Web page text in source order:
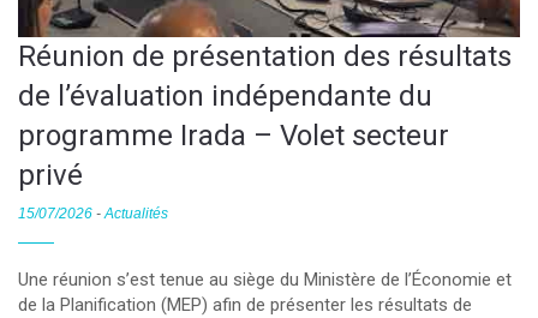
Réunion de présentation des résultats
de l’évaluation indépendante du
programme Irada – Volet secteur
privé
15/07/2026 -Actualités
Une réunion s’est tenue au siège du Ministère de l’Économie et
de la Planification (MEP) afin de présenter les résultats de